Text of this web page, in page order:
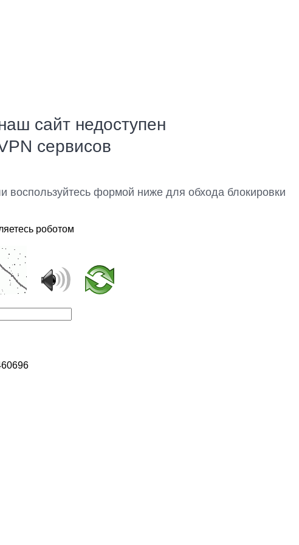
сайт недоступен
сервисов
воспользуйтесь формой ниже для обхода блокировки
роботом